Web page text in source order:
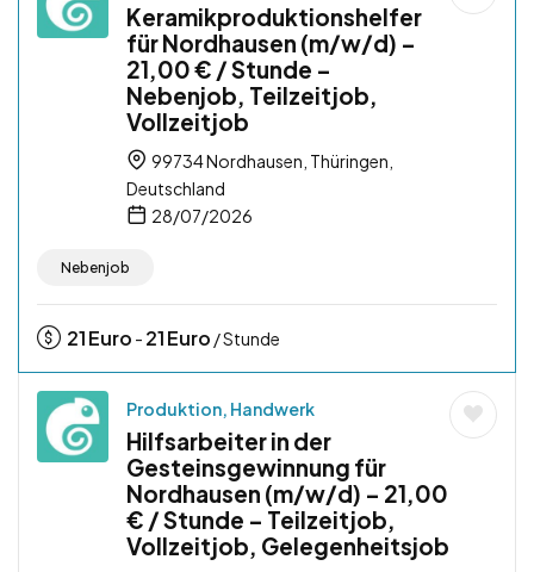
Keramikproduktionshelfer
für Nordhausen (m/w/d) –
21,00 € / Stunde –
Nebenjob, Teilzeitjob,
Vollzeitjob
99734 Nordhausen, Thüringen,
Deutschland
28/07/2026
Nebenjob
21Euro - 21Euro / Stunde
Produktion, Handwerk
Hilfsarbeiter in der
Gesteinsgewinnung für
Nordhausen (m/w/d) – 21,00
€ / Stunde – Teilzeitjob,
Vollzeitjob, Gelegenheitsjob